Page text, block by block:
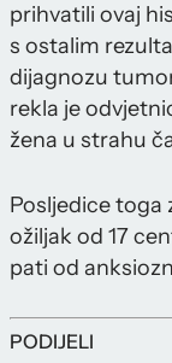
prihvatili ovaj
s ostalim
dijagnozu
rekla je
žena u strahu
Posljedice toga
ožiljak od 17
pati od
PODIJELI